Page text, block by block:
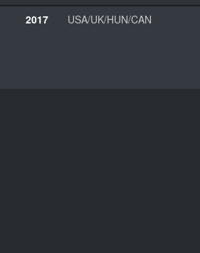
2017 USA/UK/HUN/CAN